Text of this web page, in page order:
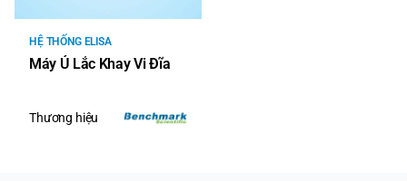
HỆ THỐNG ELISA
Máy Ủ Lắc Khay Vi Đĩa
Thương hiệu